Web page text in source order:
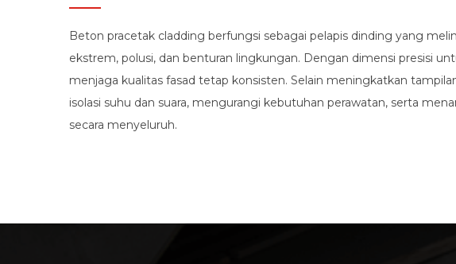
Beton pracetak cladding berfungsi sebagai pelapis dinding yang
ekstrem, polusi, dan benturan lingkungan. Dengan dimensi presisi
menjaga kualitas fasad tetap konsisten. Selain meningkatkan
isolasi suhu dan suara, mengurangi kebutuhan perawatan, serta
secara menyeluruh.